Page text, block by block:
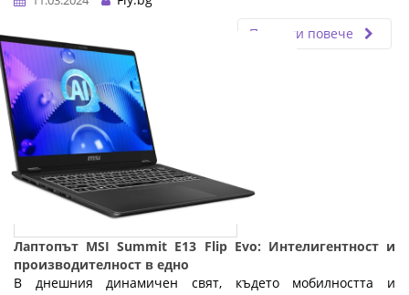
Прочети повече
Лаптопът MSI Summit E13 Flip Evo: Интелигентност и
производителност в едно
В днешния динамичен свят, където мобилността и